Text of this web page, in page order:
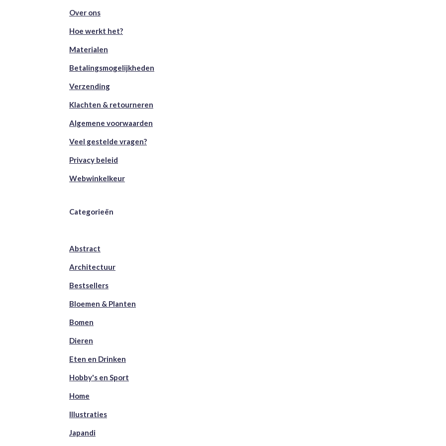
Over ons
Hoe werkt het?
Materialen
Betalingsmogelijkheden
Verzending
Klachten & retourneren
Algemene voorwaarden
Veel gestelde vragen?
Privacy beleid
Webwinkelkeur
Categorieën
Abstract
Architectuur
Bestsellers
Bloemen & Planten
Bomen
Dieren
Eten en Drinken
Hobby's en Sport
Home
Illustraties
Japandi